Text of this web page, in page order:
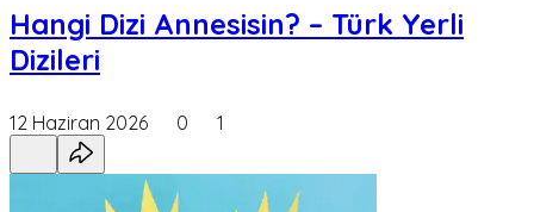
Hangi Dizi Annesisin? – Türk Yerli
Dizileri
12 Haziran 2026 0 1